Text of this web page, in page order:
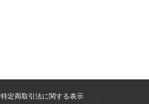
特定商取引法に関する表示